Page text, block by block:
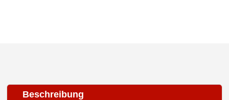
Beschreibung